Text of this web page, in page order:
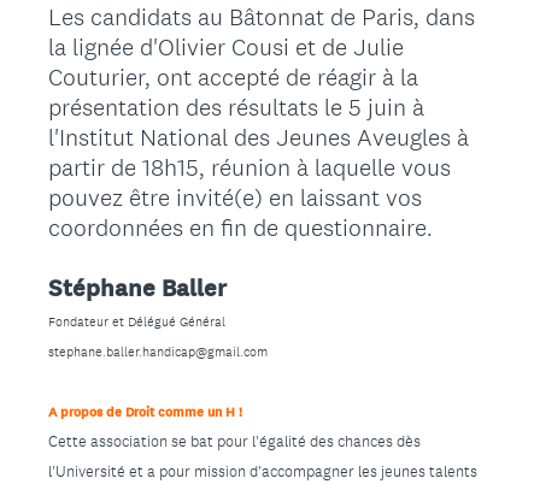
Les candidats au Bâtonnat de Paris, dans
la lignée d'Olivier Cousi et de Julie
Couturier, ont accepté de réagir à la
présentation des résultats le 5 juin à
l'Institut National des Jeunes Aveugles à
partir de 18h15, réunion à laquelle vous
pouvez être invité(e) en laissant vos
coordonnées en fin de questionnaire.
Stéphane Baller
Fondateur et Délégué Général
stephane.baller.handicap@gmail.com
A propos de Droit comme un H !
Cette association se bat pour l'égalité des chances dès
l'Université et a pour mission d'accompagner les jeunes talents